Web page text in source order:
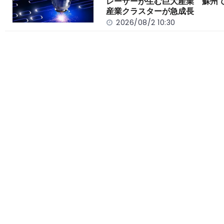
産業クラスターが急成長
2026/08/2 10:30